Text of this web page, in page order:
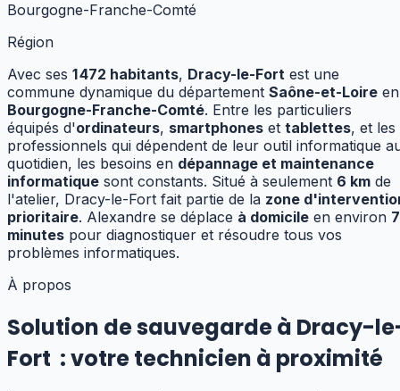
Bourgogne-Franche-Comté
Région
Avec ses 1 472 habitants, Dracy-le-Fort est une
commune dynamique du département Saône-et-Loire en
Bourgogne-Franche-Comté. Entre les particuliers
équipés d'ordinateurs, smartphones et tablettes, et les
professionnels qui dépendent de leur outil informatique
quotidien, les besoins en dépannage et maintenance
informatique sont constants. Situé à seulement 6 km de
l'atelier, Dracy-le-Fort fait partie de la zone
prioritaire. Alexandre se déplace à domicile en environ 7
minutes pour diagnostiquer et résoudre tous vos
problèmes informatiques.
À propos
Solution de sauvegarde à Dracy-
Fort :votre technicien à proximité